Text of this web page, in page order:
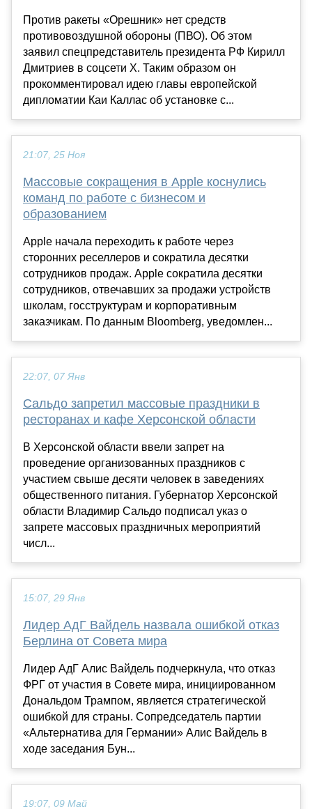
Против ракеты «Орешник» нет средств
противовоздушной обороны (ПВО). Об этом
заявил спецпредставитель президента РФ Кирилл
Дмитриев в соцсети X. Таким образом он
прокомментировал идею главы европейской
дипломатии Каи Каллас об установке с...
21:07, 25 Ноя
Массовые сокращения в Apple коснулись
команд по работе с бизнесом и
образованием
Apple начала переходить к работе через
сторонних реселлеров и сократила десятки
сотрудников продаж. Apple сократила десятки
сотрудников, отвечавших за продажи устройств
школам, госструктурам и корпоративным
заказчикам. По данным Bloomberg, уведомлен...
22:07, 07 Янв
Сальдо запретил массовые праздники в
ресторанах и кафе Херсонской области
В Херсонской области ввели запрет на
проведение организованных праздников с
участием свыше десяти человек в заведениях
общественного питания. Губернатор Херсонской
области Владимир Сальдо подписал указ о
запрете массовых праздничных мероприятий
числ...
15:07, 29 Янв
Лидер АдГ Вайдель назвала ошибкой отказ
Берлина от Совета мира
Лидер АдГ Алис Вайдель подчеркнула, что отказ
ФРГ от участия в Совете мира, инициированном
Дональдом Трампом, является стратегической
ошибкой для страны. Сопредседатель партии
«Альтернатива для Германии» Алис Вайдель в
ходе заседания Бун...
19:07, 09 Май